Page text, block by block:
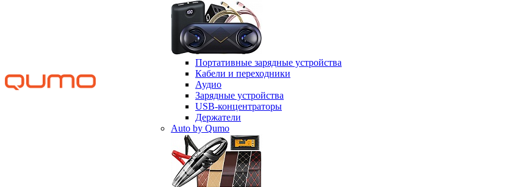
Портативные зарядные устройства
Кабели и переходники
Аудио
Зарядные устройства
USB-концентраторы
Держатели
Auto by Qumo